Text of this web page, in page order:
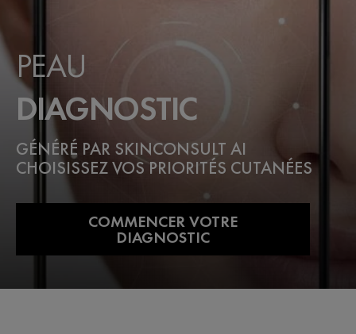
PEAU
DIAGNOSTIC
GÉNÉRÉ PAR SKINCONSULT AI
CHOISISSEZ VOS PRIORITÉS CUTANÉES
COMMENCER VOTRE
DIAGNOSTIC